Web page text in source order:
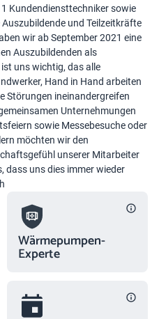
Kundendiensttechniker sowie
und Teilzeitkräfte
wir ab September 2021 eine
Auszubildenden als
uns wichtig, das alle
Hand in Hand arbeiten
Störungen ineinandergreifen
Unternehmungen
sowie Messebesuche oder
möchten wir den
unserer Mitarbeiter
dass uns dies immer wieder
Wärmepumpen-
Experte